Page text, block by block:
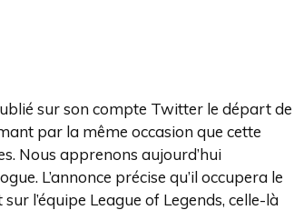
sur son compte Twitter le départ de
par la même occasion que cette
Nous apprenons aujourd’hui
L’annonce précise qu’il occupera le
l’équipe League of Legends, celle-là